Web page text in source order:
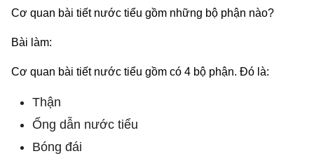
Cơ quan bài tiết nước tiểu gồm những bộ phận nào?
Bài làm:
Cơ quan bài tiết nước tiểu gồm có 4 bộ phận. Đó là:
Thận
Ống dẫn nước tiểu
Bóng đái